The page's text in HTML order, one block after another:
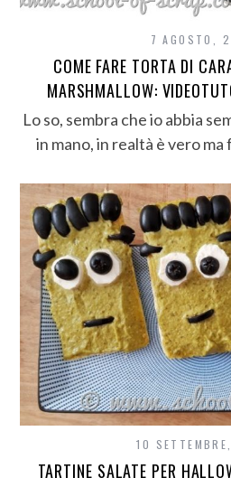
7 AGOSTO,
COME FARE TORTA DI
MARSHMALLOW:
Lo so, sembra che io abbia
in mano, in realtà è vero
10
TARTINE SALATE PER